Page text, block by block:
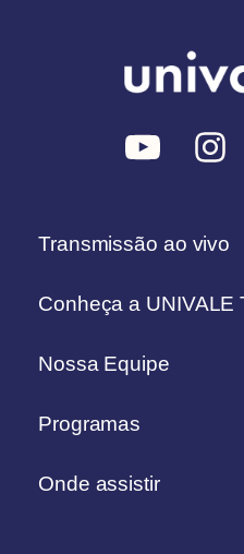
Transmissão ao vivo
Conheça a UNIVALE
Nossa Equipe
Programas
Onde assistir